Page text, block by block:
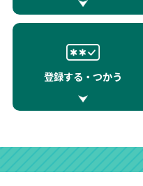
登録する・つかう